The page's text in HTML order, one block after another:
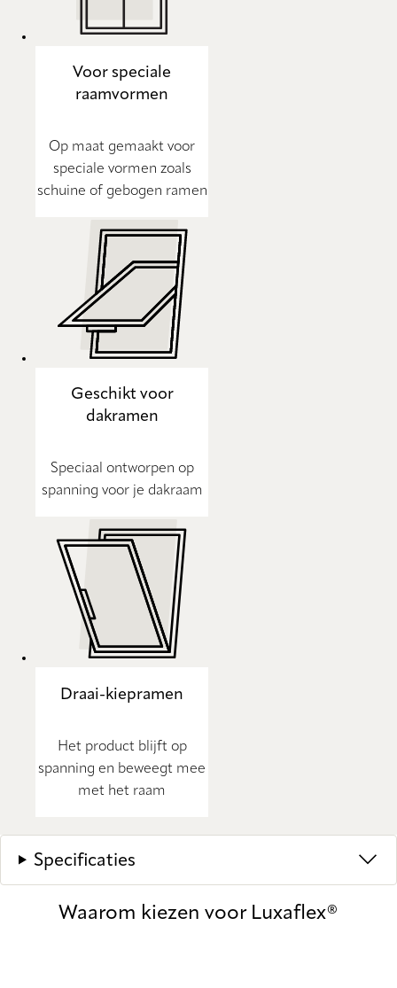
Voor speciale
raamvormen
Op maat gemaakt voor
speciale vormen zoals
schuine of gebogen ramen
Geschikt voor
dakramen
Speciaal ontworpen op
spanning voor je dakraam
Draai-kiepramen
Het product blijft op
spanning en beweegt mee
met het raam
Specificaties
Waarom kiezen voor Luxaflex®